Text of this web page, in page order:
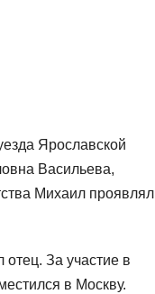
Ярославской
Васильева,
Михаил проявлял
отец. За участие в
в Москву.